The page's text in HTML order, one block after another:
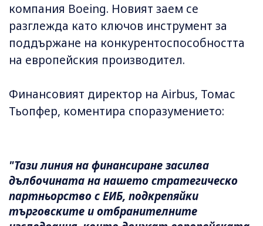
компания Boeing. Новият заем се
разглежда като ключов инструмент за
поддържане на конкурентоспособността
на европейския производител.
Финансовият директор на Airbus, Томас
Тьопфер, коментира споразумението:
"Тази линия на финансиране засилва
дълбочината на нашето стратегическо
партньорство с ЕИБ, подкрепяйки
търговските и отбранителните